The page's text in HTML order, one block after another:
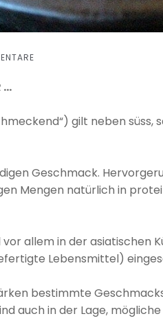
…
gilt neben süss,
Geschmack.
Mengen natürlich in
allem in der asiatischen
Lebensmittel)
bestimmte
auch in der Lage,